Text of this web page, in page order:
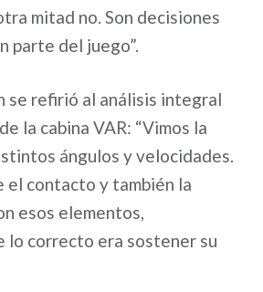
mitad no. Son decisiones
parte del juego”.
se refirió al análisis integral
la cabina VAR: “Vimos la
ángulos y velocidades.
el contacto y también la
esos elementos,
lo correcto era sostener su